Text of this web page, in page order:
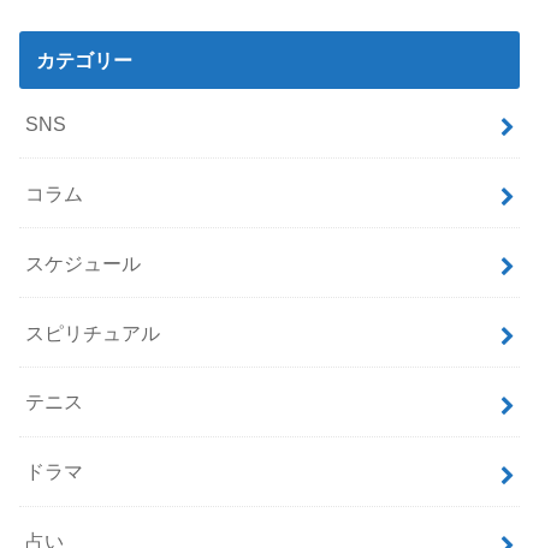
カテゴリー
SNS
コラム
スケジュール
スピリチュアル
テニス
ドラマ
占い